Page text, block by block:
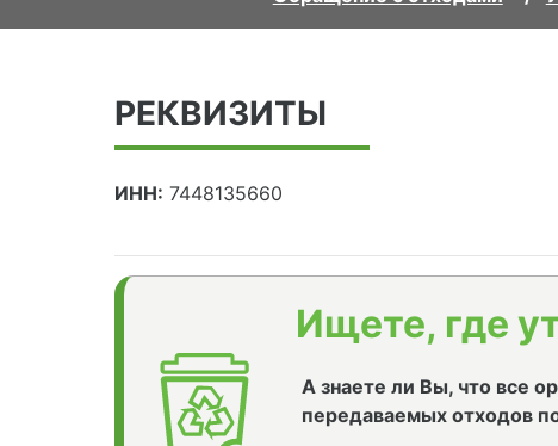
РЕКВИЗИТЫ
ИНН: 7448135660
Ищете, где
А знаете ли Вы, что все
передаваемых отходов